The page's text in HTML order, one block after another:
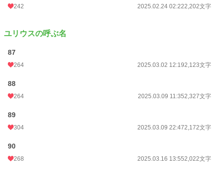
242 2025.02.24 02:222,202文字
ユリウスの呼ぶ名
87
264 2025.03.02 12:192,123文字
88
264 2025.03.09 11:352,327文字
89
304 2025.03.09 22:472,172文字
90
268 2025.03.16 13:552,022文字